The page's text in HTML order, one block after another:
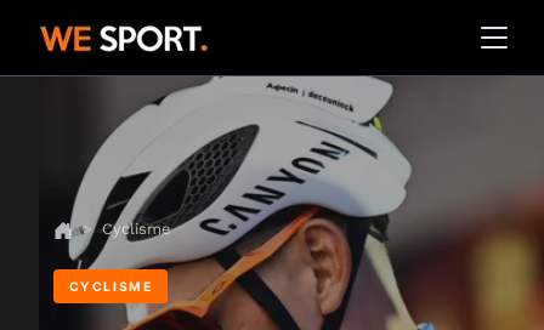
Cyclisme
CYCLISME